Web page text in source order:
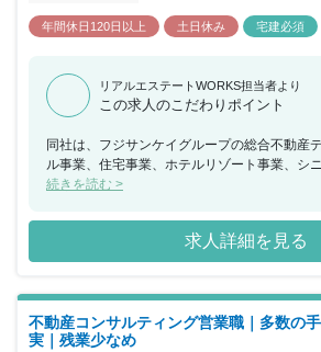
年間休日120日以上 土日休み 宅建必須
リアルエステートWORKS担当者より
この求人のこだわりポイント
同社は、フジサンケイグループの総合不動産
ル事業、住宅事業、ホテルリゾート事業、シ
を柱に都市開発事業を展開しています。ビル
ト変更に強みを持つ会社をグループ会社に抱
体で主要都市の厳選した立地に、最先端の設
したビルを開発やサンケイビルの拠点である
に取り組んでいきます。 ＜プロジェクト実績＞ Hareza池袋、
HarezaTower（共同事業者として再開発に参
ズ（中規模オフィス開発）、投資家向け開発事
続きを読む >
求人詳細を見る
不動産コンサルティング営業職｜多数の
実｜残業少なめ